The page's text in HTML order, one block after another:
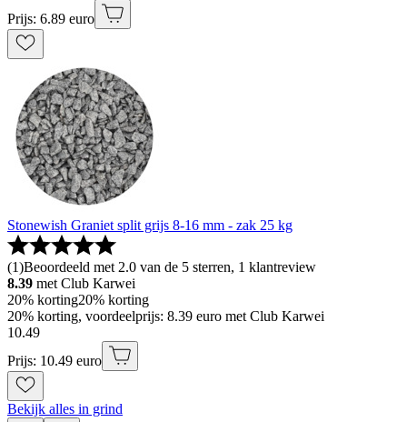
Prijs: 6.89 euro
Stonewish Graniet split grijs 8-16 mm - zak 25 kg
(1)Beoordeeld met 2.0 van de 5 sterren, 1 klantreview
8.39 met Club Karwei
20% korting20% korting
20% korting, voordeelprijs: 8.39 euro met Club Karwei
10.49
Prijs: 10.49 euro
Bekijk alles in grind